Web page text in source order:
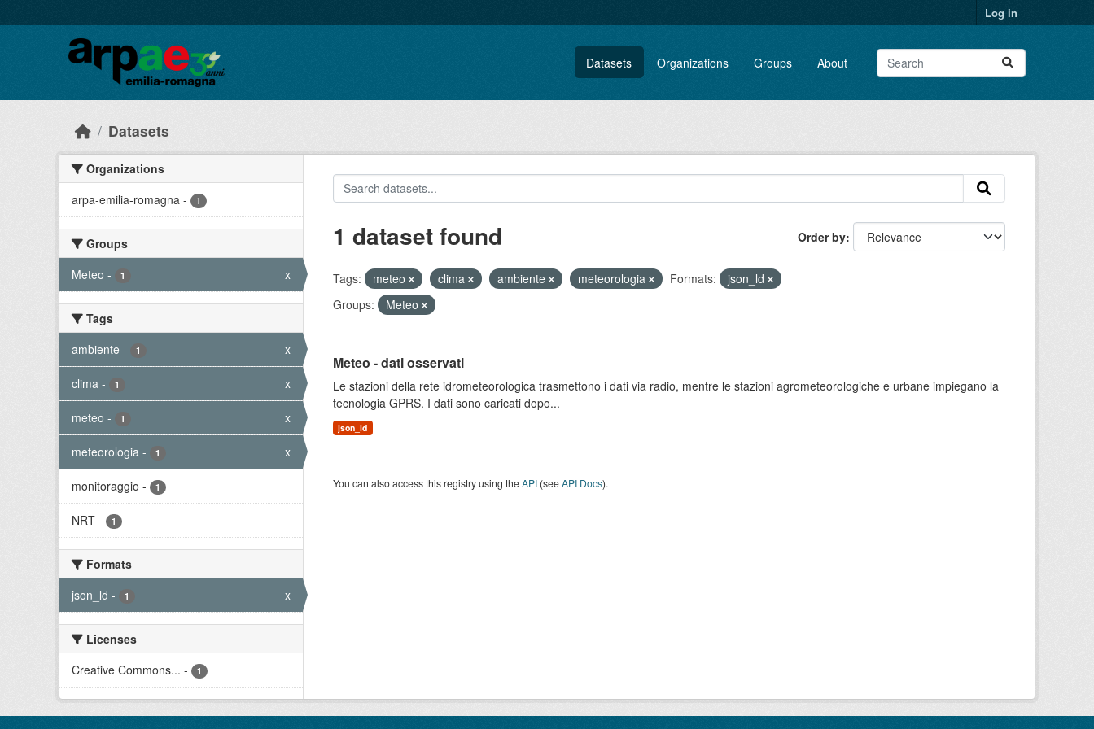
Log in
Datasets Organizations Groups About
Datasets
Organizations
arpa-emilia-romagna - 1
Groups
Meteo - 1 x
Tags
ambiente - 1 x
clima - 1 x
meteo - 1 x
meteorologia - 1 x
monitoraggio - 1
NRT - 1
Formats
json_ld - 1 x
Licenses
Creative Commons... - 1
Order by
1 dataset found
Tags: meteo clima ambiente meteorologia Formats:
json_ld
Groups:
Meteo
Meteo - dati osservati
Le stazioni della rete idrometeorologica trasmettono i dati via radio, mentre le stazioni agrometeorologiche e urbane impiegano la
tecnologia GPRS. I dati sono caricati dopo...
json_ld
You can also access this registry using theAPI(seeAPI Docs).